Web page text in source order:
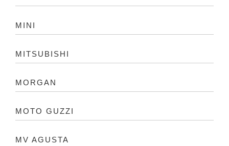
MINI
MITSUBISHI
MORGAN
MOTO GUZZI
MV AGUSTA